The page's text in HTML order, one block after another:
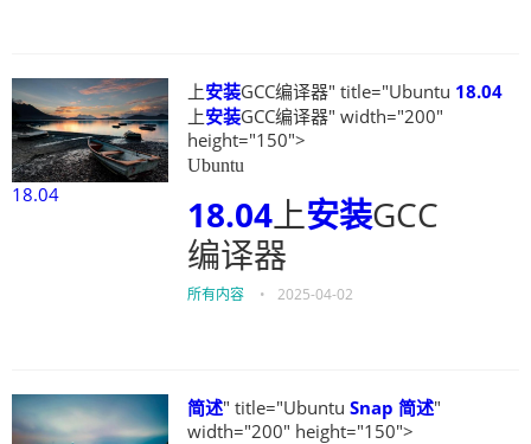
18.04
上安装GCC编译器" title="Ubuntu 18.04
上安装GCC编译器" width="200"
height="150">
Ubuntu
18.04上安装GCC
编译器
所有内容 • 2025-04-02
简述" title="Ubuntu Snap 简述"
width="200" height="150">